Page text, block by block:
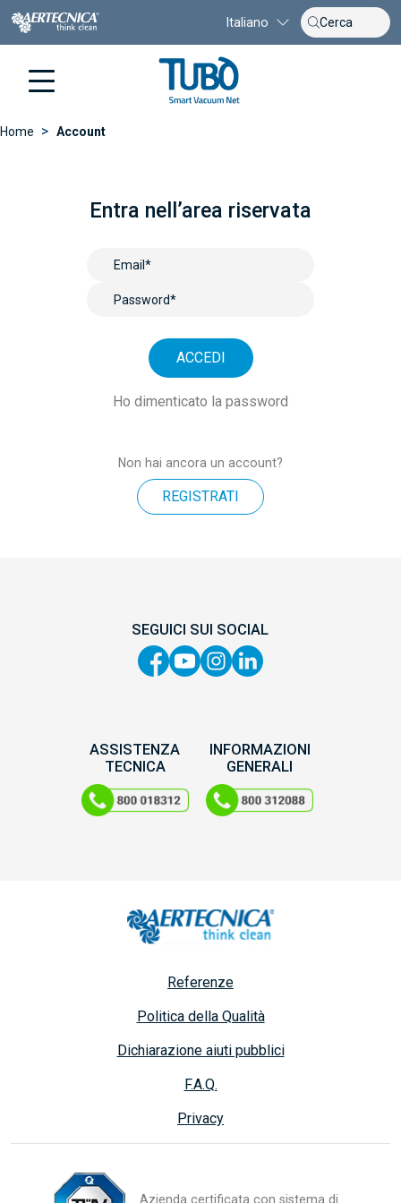
Italiano
Home > Account
Entra nell’area riservata
ACCEDI
Ho dimenticato la password
Non hai ancora un account?
REGISTRATI
SEGUICI SUI SOCIAL
ASSISTENZA
TECNICA
INFORMAZIONI
GENERALI
Referenze
Politica della Qualità
Dichiarazione aiuti pubblici
F.A.Q.
Privacy
Azienda certificata con sistema di